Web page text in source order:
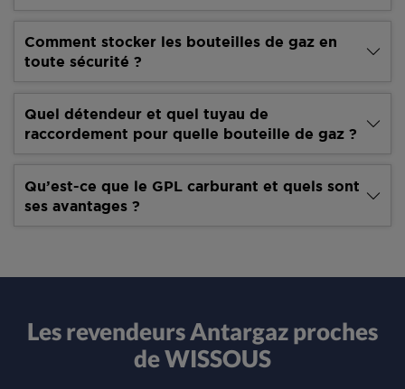
Comment stocker les bouteilles de gaz en
toute sécurité ?
Quel détendeur et quel tuyau de
raccordement pour quelle bouteille de gaz ?
Qu’est-ce que le GPL carburant et quels sont
ses avantages ?
Les revendeurs Antargaz proches
de WISSOUS